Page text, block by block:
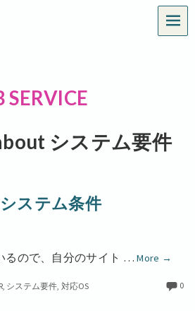
SERVICE
システム要件
ステム条件
るので、自分のサイト …More
シ
→
, システム要件, 対応OS 0